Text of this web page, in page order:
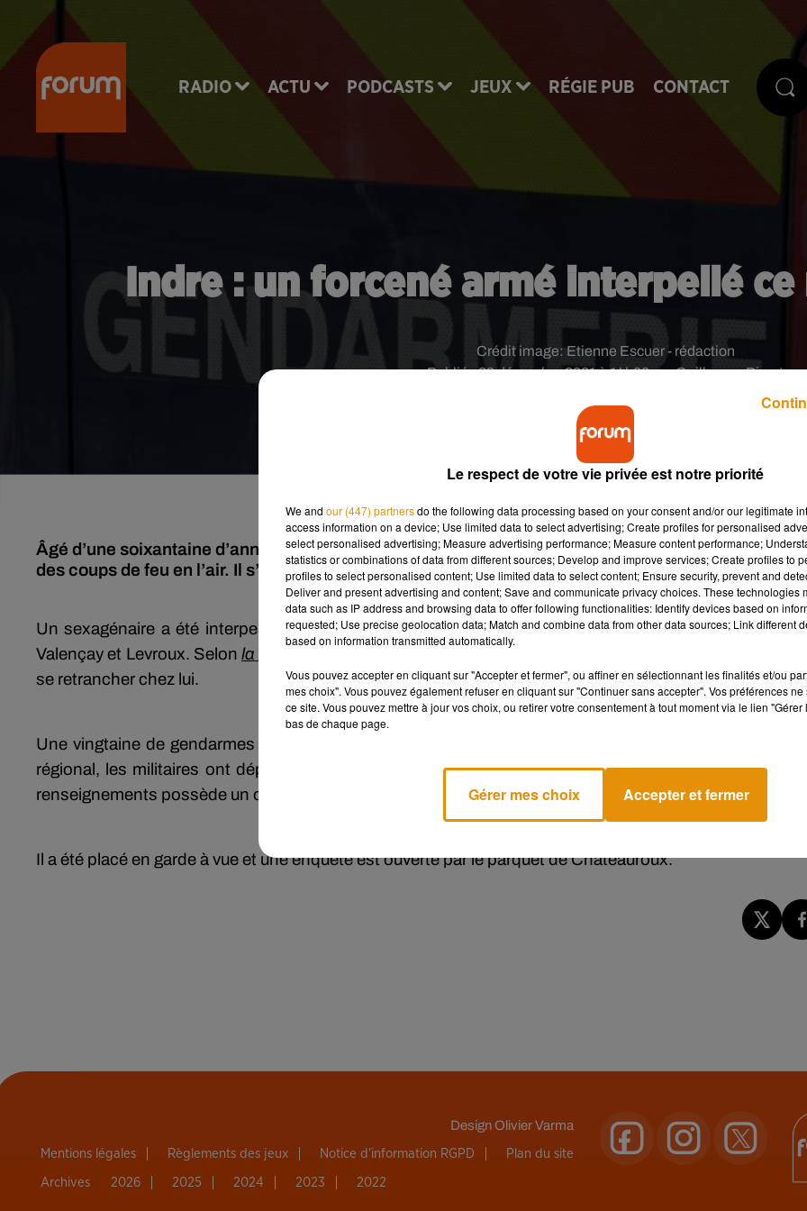
RADIO ACTU PODCASTS JEUX RÉGIE PUB CONTACT
Indre : un forcené armé interpellé
Publié : 29 décembre 2021 à 14h00 par Guillaume Pivert
Crédit image:Etienne Escuer - rédaction
Âgé d’une soixantaine d’années, un homme a passé la nuit retranché à son domicile après avoir
des coups de feu en l’air. Il s’est finalement rendu à l’aube.
Un sexagénaire a été interpellé ce matin vers 6h à Rouvres-les-Bois, une petite commune située
Valençay et Levroux. Selonla Nouvelle République
se retrancher chez lui.
Une vingtaine de gendarmes dont un négociateur ont été appelés sur place. Comme l’indique le
régional, les militaires ont déployé un important dispositif autour du domicile de l’individu qui selon
renseignements possède un ou plusieurs fusils de chasse.
Il a été placé en garde à vue et une enquête est ouverte par le parquet de Châteauroux.
DesignOlivier Varma
Mentions légales Règlements des jeux Notice d’information RGPD Plan du site
Archives 2026 2025 2024 2023 2022
Le respect de votre vie privée est notre priorité
We and our (447) partnersdo the following data processing based on your consent and/or our legitimate
access information on a device; Use limited data to select advertising; Create profiles for personalised
select personalised advertising; Measure advertising performance; Measure content performance;
statistics or combinations of data from different sources; Develop and improve services; Create profiles to
profiles to select personalised content; Use limited data to select content; Ensure security, prevent and
Deliver and present advertising and content; Save and communicate privacy choices. These technologies
data such as IP address and browsing data to offer following functionalities: Identify devices based on
requested; Use precise geolocation data; Match and combine data from other data sources; Link different
based on information transmitted automatically.
Vous pouvez accepter en cliquant sur "Accepter et fermer", ou affiner en sélectionnant les finalités et/ou
mes choix". Vous pouvez également refuser en cliquant sur "Continuer sans accepter". Vos préférences
ce site. Vous pouvez mettre à jour vos choix, ou retirer votre consentement à tout moment via le lien
bas de chaque page.
Gérer mes choix Accepter et fermer